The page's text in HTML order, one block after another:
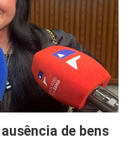
de bens